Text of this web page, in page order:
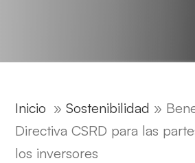
Inicio »Sostenibilidad »
Directiva CSRD para las
los inversores